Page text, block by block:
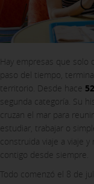
Hay empresas que solo
paso del tiempo,
territorio. Desde hace
segunda categoría. Su
cruzan el mar para
estudiar, trabajar o
construida viaje a viaje
contigo desde siempre.
Todo comenzó el 8 de